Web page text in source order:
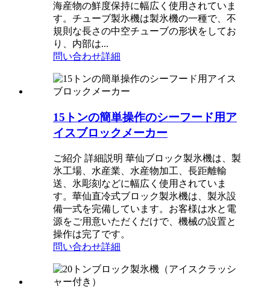
海産物の鮮度保持に幅広く使用されていま
す。チューブ製氷機は製氷機の一種で、不
規則な長さの中空チューブの形状をしてお
り、内部は...
問い合わせ詳細
15トンの簡単操作のシーフード用ア
イスブロックメーカー
ご紹介 詳細説明 華仙ブロック製氷機は、製
氷工場、水産業、水産物加工、長距離輸
送、氷彫刻などに幅広く使用されていま
す。華仙直冷式ブロック製氷機は、製氷設
備一式を完備しています。お客様は水と電
源をご用意いただくだけで、機械の設置と
操作は完了です。
問い合わせ詳細